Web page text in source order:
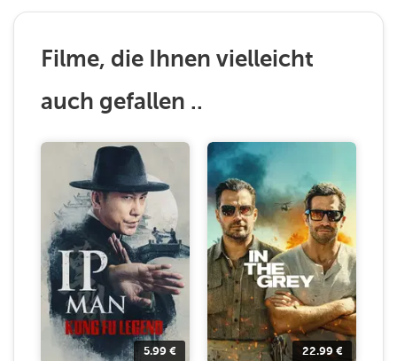
Filme, die Ihnen vielleicht
auch gefallen ..
5.99 € 22.99 €